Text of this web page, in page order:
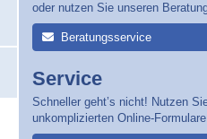
oder nutzen Sie unseren
Beratungsservice
Service
Schneller geht’s nicht! Nutzen
unkomplizierten Online-